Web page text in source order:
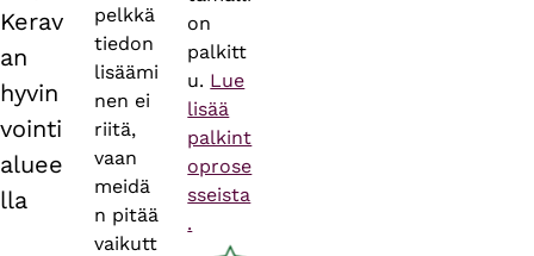
Kerav
an
hyvin
vointi
aluee
lla
pelkkä
tiedon
lisäämi
nen ei
riitä,
vaan
meidä
n pitää
vaikutt
on
palkitt
u. Lue
lisää
palkint
oprose
sseista
.